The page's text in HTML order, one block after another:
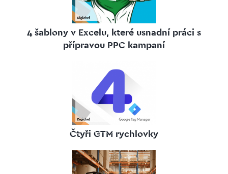
4 šablony v Excelu, které usnadní práci s
přípravou PPC kampaní
Čtyři GTM rychlovky